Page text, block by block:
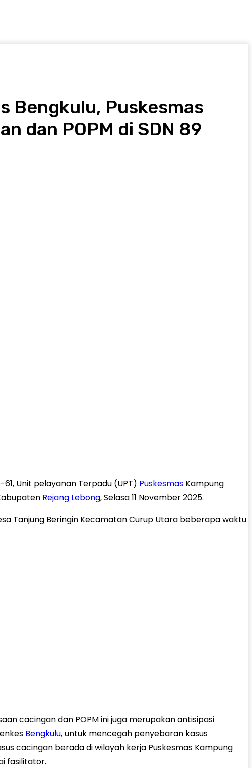
Bengkulu, Puskesmas
dan POPM di SDN 89
Unit pelayanan Terpadu (UPT) Puskesmas Kampung
Rejang Lebong, Selasa 11 November 2025.
Tanjung Beringin Kecamatan Curup Utara beberapa waktu
cacingan dan POPM ini juga merupakan antisipasi
Bengkulu, untuk mencegah penyebaran kasus
cacingan berada di wilayah kerja Puskesmas Kampung
fasilitator.